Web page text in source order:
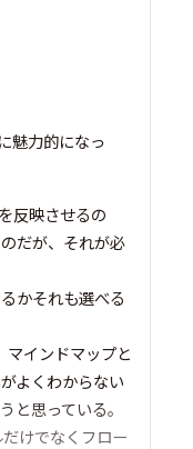
魅力的になっ
反映させるの
だが、それが必
かそれも選べる
マインドマップと
よくわからない
と思っている。
けでなくフロー